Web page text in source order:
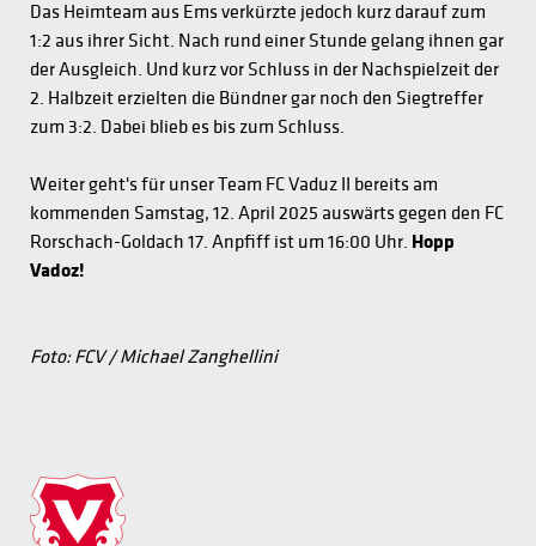
Das Heimteam aus Ems verkürzte jedoch kurz darauf zum
1:2 aus ihrer Sicht. Nach rund einer Stunde gelang ihnen gar
der Ausgleich. Und kurz vor Schluss in der Nachspielzeit der
2. Halbzeit erzielten die Bündner gar noch den Siegtreffer
zum 3:2. Dabei blieb es bis zum Schluss.
Weiter geht's für unser Team FC Vaduz II bereits am
kommenden Samstag, 12. April 2025 auswärts gegen den FC
Rorschach-Goldach 17. Anpfiff ist um 16:00 Uhr. Hopp
Vadoz!
Foto: FCV / Michael Zanghellini